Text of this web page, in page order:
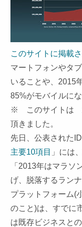
このサイトに掲載
マートフォンやタ
いることや、 2015
85%がモバイルに
※ このサイトは
頂きました。
先日、公表された
主要10項目 」には
「 2013年はマラソ
げ、脱落するラン
プラットフォーム(
のこと)は、すでに
は既存ビジネスと